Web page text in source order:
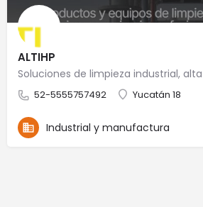
ALTIHP
52-5555757492 Yucatán 18
Industrial y manufactura